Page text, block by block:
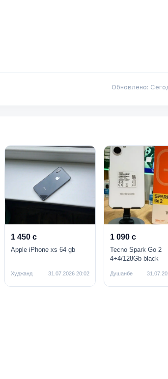
Обновлено:
1 450 с
Apple iPhone xs 64 gb
Худжанд 31.07.2026 20:02
1 090 с
Tecno Spark Go 2
4+4/128Gb black
Душанбе